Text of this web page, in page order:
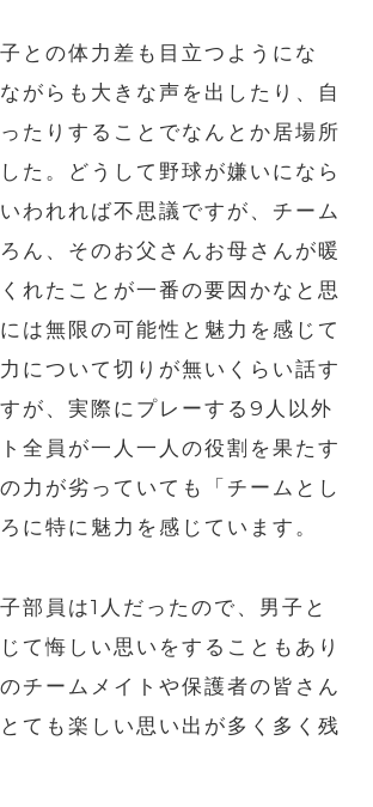
との体力差も目立つようにな
がらも大きな声を出したり、自
たりすることでなんとか居場所
た。どうして野球が嫌いになら
われれば不思議ですが、チーム
ん、そのお父さんお母さんが暖
れたことが一番の要因かなと思
は無限の可能性と魅力を感じて
について切りが無いくらい話す
が、実際にプレーする9人以外
全員が一人一人の役割を果たす
力が劣っていても「チームとし
に特に魅力を感じています。
部員は1人だったので、男子と
て悔しい思いをすることもあり
チームメイトや保護者の皆さん
ても楽しい思い出が多く多く残